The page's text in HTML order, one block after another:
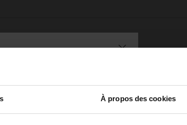
À propos des cookies